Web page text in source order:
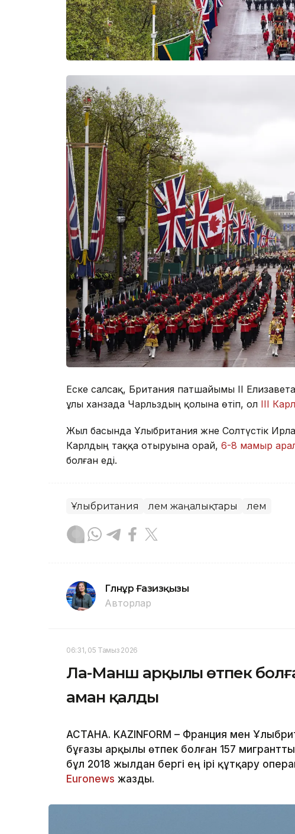
Еске салсақ, Британия патшайымы II
ұлы ханзада Чарльздың қолына өтіп, ол III Карл
Жыл басында Ұлыбритания және Солтүстік
Карлдың таққа отыруына орай, 6-8 мамыр
болған еді.
Ұлыбритания Әлем жаңалықтары Әлем
Гүлнұр Ғазизқызы
Авторлар
06:31, 05 Тамыз 2026
Ла-Манш арқылы өтпек
аман қалды
АСТАНА. KAZINFORM – Франция мен
бұғазы арқылы өтпек болған 157 мигрантты
бұл 2018 жылдан бергі ең ірі құтқару
Еuronews жазды.